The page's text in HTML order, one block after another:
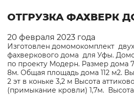
ОТГРУЗКА ФАХВЕРК
20 февраля 2023 года
Изготовлен домомокомплект
фахверкового дома для Уфы.
по проекту Модерн. Размер дома
8м. Общая площадь дома 112 м2.
2 эт в коньке 3,2 м Высота
(примыкание кровли) 1,7м.